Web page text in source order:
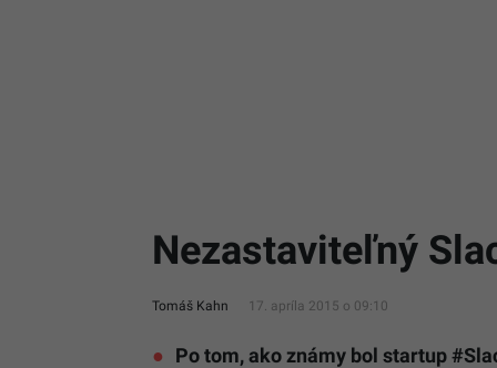
Nezastaviteľný
Tomáš Kahn 17. apríla 2015 o 09:10
Po tom, ako známy bol startup